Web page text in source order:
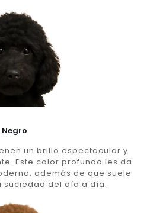
Negro
un brillo espectacular y
Este color profundo les da
además de que suele
suciedad del día a día.